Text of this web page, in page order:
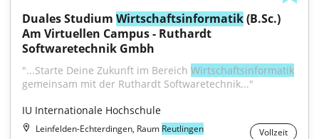
Duales Studium Wirtschaftsinformatik (B.Sc.)
Am Virtuellen Campus - Ruthardt
Softwaretechnik Gmbh
"...Starte Deine Zukunft im Bereich Wirtschaftsinformatik
gemeinsam mit der Ruthardt Softwaretechnik..."
IU Internationale Hochschule
Leinfelden-Echterdingen, Raum Reutlingen Vollzeit